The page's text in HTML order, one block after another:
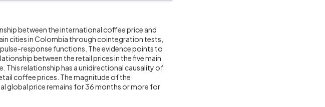
between the international coffee price and
cities in Colombia through cointegration tests,
response functions. The evidence points to
between the retail prices in the five main
This relationship has a unidirectional causality of
coffee prices. The magnitude of the
global price remains for 36 months or more for